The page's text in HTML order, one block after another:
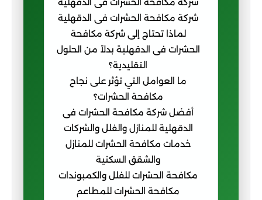
شركة مكافحة الحشرات فى الدقهلية
لماذا تحتاج إلى شركة مكافحة
الحشرات فى الدقهلية بدلاً من الحلول
التقليدية؟
ما العوامل التي تؤثر على نجاح
مكافحة الحشرات؟
أفضل شركة مكافحة الحشرات فى
الدقهلية للمنازل والفلل والشركات
خدمات مكافحة الحشرات للمنازل
والشقق السكنية
مكافحة الحشرات للفلل والكمبوندات
مكافحة الحشرات للمطاعم